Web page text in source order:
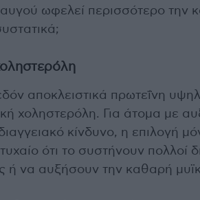
ωφελεί περισσότερο την
αποκλειστικά πρωτεΐνη
χοληστερόλη. Για άτομα με
κίνδυνο, η επιλογή
ότι το συστήνουν πολλοί
να αυξήσουν την καθαρή